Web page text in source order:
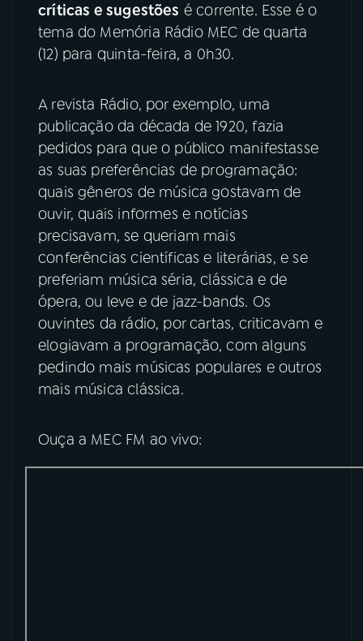
05PODCASTS
07ÚLTIMAS
08 PRÊMIO RÁDIO MEC
ACOMPANHE A RÁDIO MEC
YouTube Facebook
Instagram X
TikTok
críticas e sugestões é corrente. Esse é o
tema do Memória Rádio MEC de quarta
(12) para quinta-feira, a 0h30.
A revista Rádio, por exemplo, uma
publicação da década de 1920, fazia
pedidos para que o público manifestasse
as suas preferências de programação:
quais gêneros de música gostavam de
ouvir, quais informes e notícias
precisavam, se queriam mais
conferências científicas e literárias, e se
preferiam música séria, clássica e de
ópera, ou leve e de jazz-bands. Os
ouvintes da rádio, por cartas, criticavam e
elogiavam a programação, com alguns
pedindo mais músicas populares e outros
mais música clássica.
Ouça a MEC FM ao vivo: